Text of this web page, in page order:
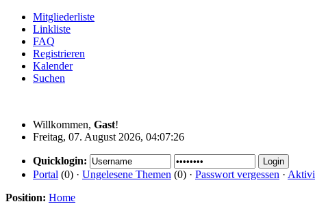
Mitgliederliste
Linkliste
FAQ
Registrieren
Kalender
Suchen
Willkommen, Gast!
Freitag, 07. August 2026, 04:07:26
Quicklogin:
Portal (0) · Ungelesene Themen (0) · Passwort vergessen ·
Position: Home